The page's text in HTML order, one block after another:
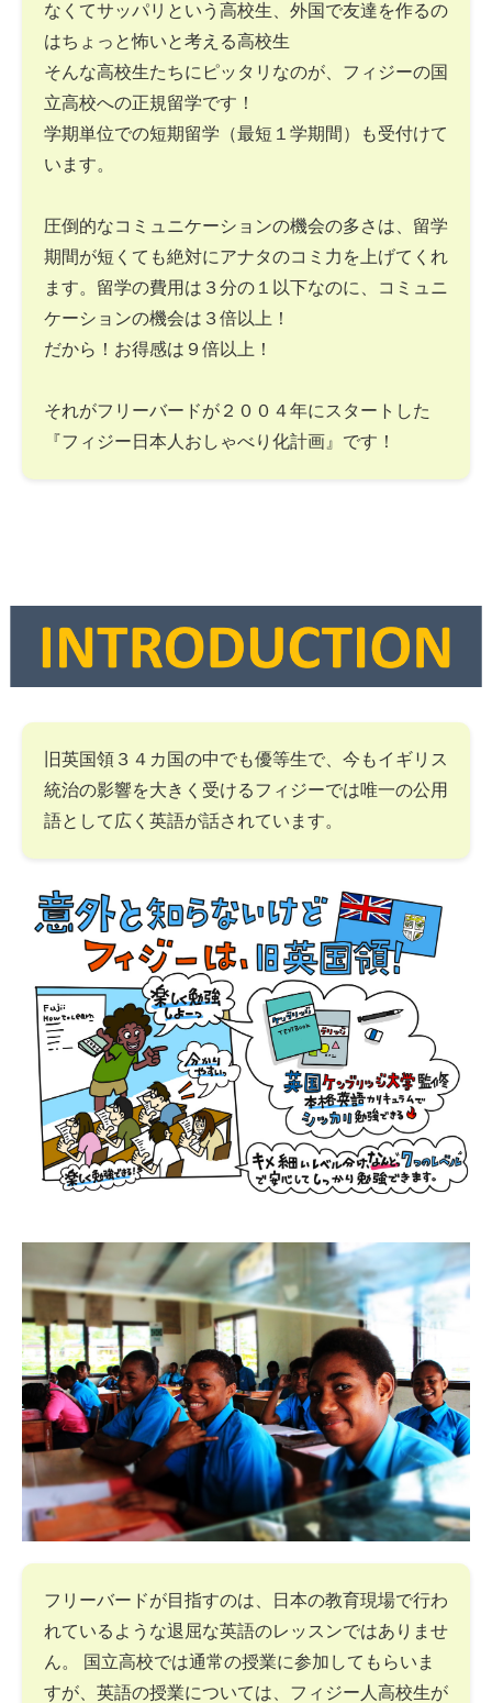
なくてサッパリという高校生、外国で友達を作るの
はちょっと怖いと考える高校生
そんな高校生たちにピッタリなのが、フィジーの国
立高校への正規留学です！
学期単位での短期留学（最短１学期間）も受付けて
います。
圧倒的なコミュニケーションの機会の多さは、留学
期間が短くても絶対にアナタのコミ力を上げてくれ
ます。留学の費用は３分の１以下なのに、コミュニ
ケーションの機会は３倍以上！
だから！お得感は９倍以上！
それがフリーバードが２００４年にスタートした
『フィジー日本人おしゃべり化計画』です！
旧英国領３４カ国の中でも優等生で、今もイギリス
統治の影響を大きく受けるフィジーでは唯一の公用
語として広く英語が話されています。
フリーバードが目指すのは、日本の教育現場で行わ
れているような退屈な英語のレッスンではありませ
ん。 国立高校では通常の授業に参加してもらいま
すが、英語の授業については、フィジー人高校生が